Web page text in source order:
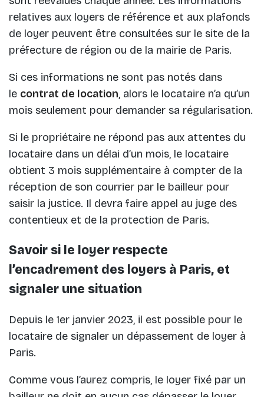
relatives aux loyers de référence et aux plafonds
de loyer peuvent être consultées sur le site de la
préfecture de région ou de la mairie de Paris.
Si ces informations ne sont pas notés dans
le contrat de location, alors le locataire n’a qu’un
mois seulement pour demander sa régularisation.
Si le propriétaire ne répond pas aux attentes du
locataire dans un délai d’un mois, le locataire
obtient 3 mois supplémentaire à compter de la
réception de son courrier par le bailleur pour
saisir la justice. Il devra faire appel au juge des
contentieux et de la protection de Paris.
Savoir si le loyer respecte
l’encadrement des loyers à Paris, et
signaler une situation
Depuis le 1er janvier 2023, il est possible pour le
locataire de signaler un dépassement de loyer à
Paris.
Comme vous l’aurez compris, le loyer fixé par un